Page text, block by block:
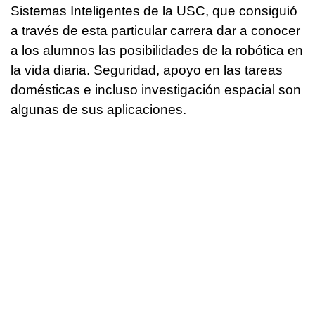
Sistemas Inteligentes de la USC, que consiguió
a través de esta particular carrera dar a conocer
a los alumnos las posibilidades de la robótica en
la vida diaria. Seguridad, apoyo en las tareas
domésticas e incluso investigación espacial son
algunas de sus aplicaciones.